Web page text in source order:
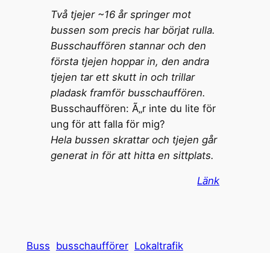
Två tjejer ~16 år springer mot
bussen som precis har börjat rulla.
Busschauffören stannar och den
första tjejen hoppar in, den andra
tjejen tar ett skutt in och trillar
pladask framför busschauffören.
Busschauffören: Ã„r inte du lite för
ung för att falla för mig?
Hela bussen skrattar och tjejen går
generat in för att hitta en sittplats.
Länk
Buss busschaufförer Lokaltrafik